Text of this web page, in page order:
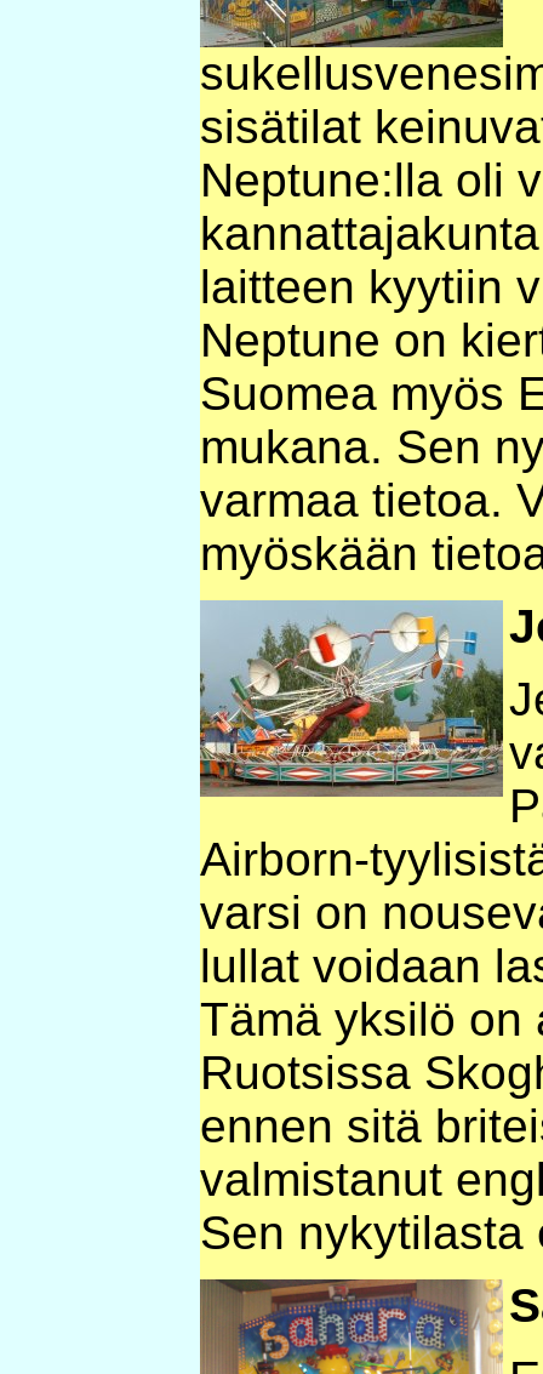
sisätilat
Neptune:lla oli
laitteen kyytiin
Neptune on
Suomea myös
mukana. Sen
varmaa tietoa.
myöskään
Airborn-
varsi on
lullat voidaan
Tämä yksilö on
Ruotsissa
ennen sitä
valmistanut
Sen nykytilasta